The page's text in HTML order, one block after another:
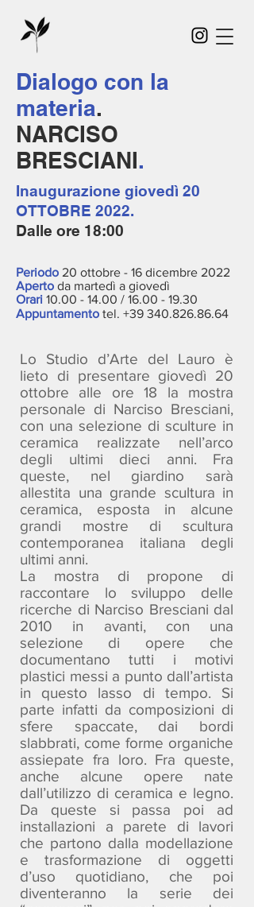
Dialogo con la
materia.
NARCISO
BRESCIANI.
Inaugurazione giovedì 20
OTTOBRE 2022.
Dalle ore 18:00
Periodo 20 ottobre - 16 dicembre 2022
Aperto da martedì a giovedì
Orari 10.00 - 14.00 / 16.00 - 19.30
Appuntamento tel. +39 340.826.86.64
Lo Studio d’Arte del Lauro è
lieto di presentare giovedì 20
ottobre alle ore 18 la mostra
personale di Narciso Bresciani,
con una selezione di sculture in
ceramica realizzate nell’arco
degli ultimi dieci anni. Fra
queste, nel giardino sarà
allestita una grande scultura in
ceramica, esposta in alcune
grandi mostre di scultura
contemporanea italiana degli
ultimi anni.
La mostra di propone di
raccontare lo sviluppo delle
ricerche di Narciso Bresciani dal
2010 in avanti, con una
selezione di opere che
documentano tutti i motivi
plastici messi a punto dall’artista
in questo lasso di tempo. Si
parte infatti da composizioni di
sfere spaccate, dai bordi
slabbrati, come forme organiche
assiepate fra loro. Fra queste,
anche alcune opere nate
dall’utilizzo di ceramica e legno.
Da queste si passa poi ad
installazioni a parete di lavori
che partono dalla modellazione
e trasformazione di oggetti
d’uso quotidiano, che poi
diventeranno la serie dei